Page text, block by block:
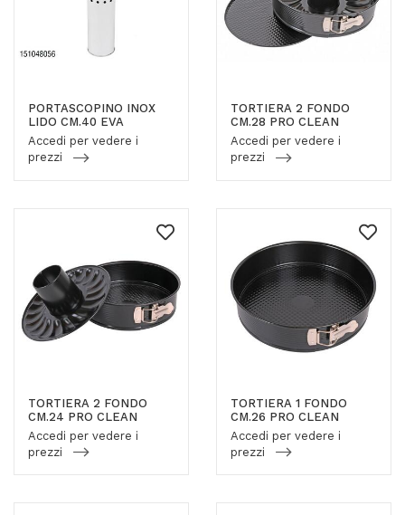
PORTASCOPINO INOX
LIDO CM.40 EVA
Accedi per vedere i
prezzi
TORTIERA 2 FONDO
CM.28 PRO CLEAN
Accedi per vedere i
prezzi
TORTIERA 2 FONDO
CM.24 PRO CLEAN
Accedi per vedere i
prezzi
TORTIERA 1 FONDO
CM.26 PRO CLEAN
Accedi per vedere i
prezzi